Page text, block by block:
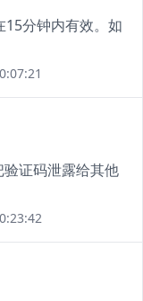
15分钟内有效。如
验证码泄露给其他